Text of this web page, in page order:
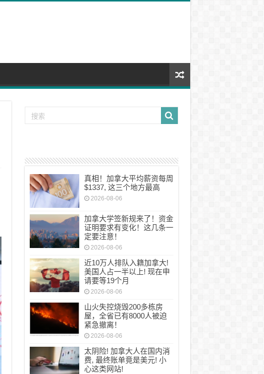
真相！加拿大平均薪资每周
$1337, 这三个地方最高
2026-08-06
加拿大学签新规来了！资金
证明要求有变化！这几条一
定要注意！
2026-08-06
近10万人排队入籍加拿大!
美国人占一半以上! 现在申
请要等19个月
2026-08-06
山火失控烧毁200多栋房
屋，全省已有8000人被迫
紧急撤离！
2026-08-06
太阴险! 加拿大人在国内消
费, 最终账单竟是美元! 小
心这类网站!